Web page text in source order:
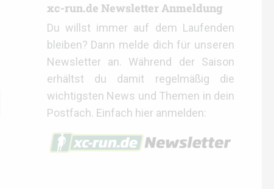
xc-run.de Newsletter Anmeldung
Du willst immer auf dem Laufenden
bleiben? Dann melde dich für unseren
Newsletter an. Während der Saison
erhältst du damit regelmäßig die
wichtigsten News und Themen in dein
Postfach. Einfach hier anmelden: